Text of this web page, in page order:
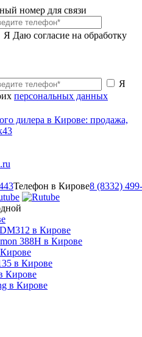
номер для связи
Я Даю согласие на обработку
Я
персональных данных
Телефон в Кирове8 (8332)